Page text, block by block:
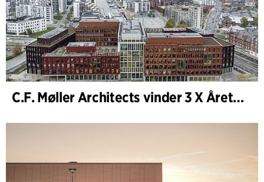
C.F. Møller Architects vinder 3 X Årets Byggeri 2025